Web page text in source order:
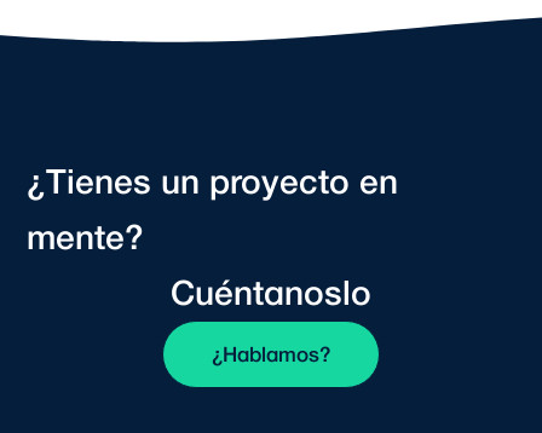
¿Tienes un proyecto en
mente?
Cuéntanoslo
¿Hablamos?